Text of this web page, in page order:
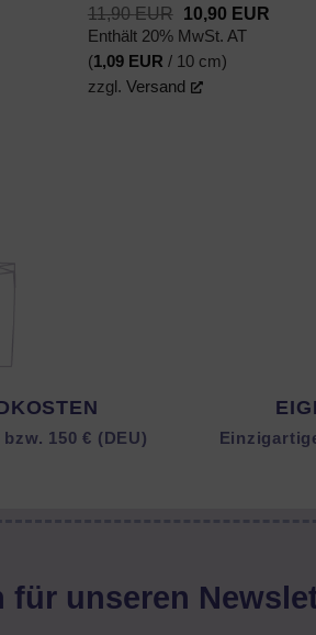
11,90EUR Ursprünglicher
Preis
war:
11,90 EUR
10,90 EUR
Enthält 20% MwSt. AT
(1,09 EUR / 10 cm)
zzgl. Versand
150 € (DEU)
für unseren